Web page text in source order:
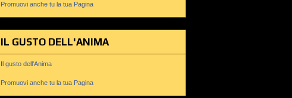
Promuovi anche tu la tua Pagina
IL GUSTO DELL'ANIMA
Il gusto dell'Anima
Promuovi anche tu la tua Pagina